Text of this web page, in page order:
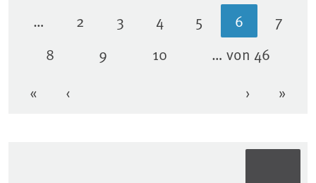
Erste Seite
« Vorherige Seite
‹
… Seite
2 Seite
3 Seite
4 Seite
5 Aktuelle
6 Seite
7
Seite
8 Seite
9 Seite
10 … von 46
Nächste
› »